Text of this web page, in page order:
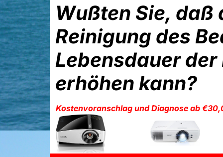
Wußten Sie,
Reinigung des
Lebensdauer
erhöhen kann?
Kostenvoranschlag und Diagnose ab